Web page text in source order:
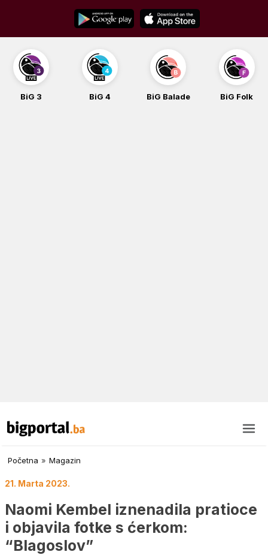
content
BiG 3 BiG 4 BiG Balade BiG Folk
Početna » Magazin
21. Marta 2023.
Naomi Kembel iznenadila pratioce
i objavila fotke s ćerkom:
“Blagoslov”